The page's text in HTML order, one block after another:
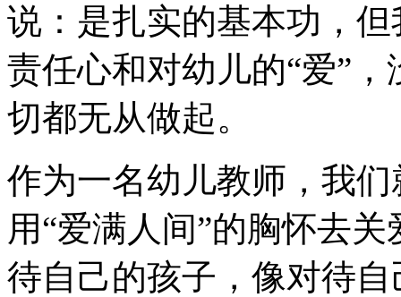
说：是扎实的基本功，
责任心和对幼儿的“爱”
切都无从做起。
作为一名幼儿教师，我
用“爱满人间”的胸怀去
待自己的孩子，像对待